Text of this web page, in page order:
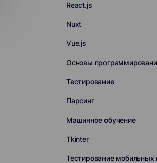
React.js
Nuxt
Vue.js
Основы
Тестирование
Парсинг
Машинное обучение
Tkinter
Тестирование